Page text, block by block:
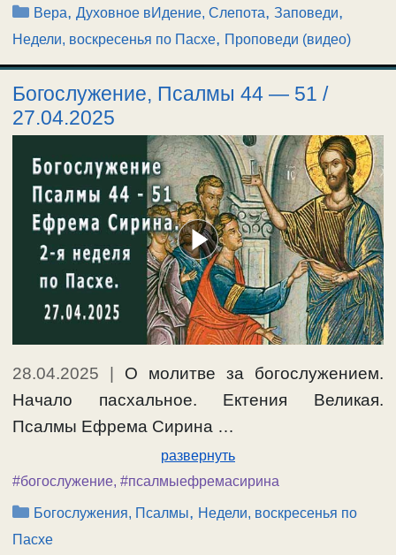
Рубрики
Вера,Духовное вИдение, Слепота,Заповеди,
Недели, воскресенья по Пасхе, Проповеди (видео)
Богослужение, Псалмы 44 — 51 /
27.04.2025
28.04.2025
О молитве за богослужением.
Начало пасхальное. Ектения Великая.
Псалмы Ефрема Сирина …
развернуть
#богослужение, #псалмыефремасирина
Рубрики
Богослужения, Псалмы, Недели, воскресенья по
Пасхе